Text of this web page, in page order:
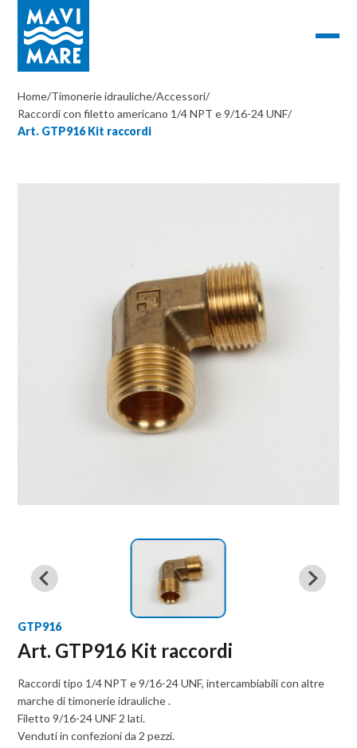
Home/Timonerie idrauliche/Accessori/
Raccordi con filetto americano 1/4 NPT e 9/16-24 UNF/
Art. GTP916 Kit raccordi
GTP916
Art. GTP916 Kit raccordi
Raccordi tipo 1/4 NPT e 9/16-24 UNF, intercambiabili con altre
marche di timonerie idrauliche .
Filetto 9/16-24 UNF 2 lati.
Venduti in confezioni da 2 pezzi.